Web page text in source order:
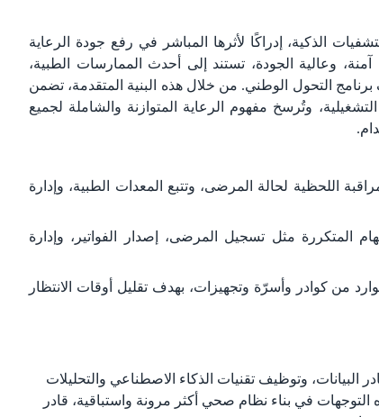
الذكية، إدراكًا لأثرها المباشر في رفع جودة الرعاية
وعالية الجودة، تستند إلى أحدث الممارسات الطبية،
التحول الوطني. من خلال هذه البنية المتقدمة، تضمن
وتُرسخ مفهوم الرعاية المتوازنة والشاملة لجميع
اللحظية لحالة المرضى، وتتبع المعدات الطبية، وإدارة
المتكررة مثل تسجيل المرضى، إصدار الفواتير، وإدارة
من كوادر وأسرّة وتجهيزات، بهدف تقليل أوقات الانتظار
وتوظيف تقنيات الذكاء الاصطناعي والتحليلات
التوجهات في بناء نظام صحي أكثر مرونة واستباقية، قادر